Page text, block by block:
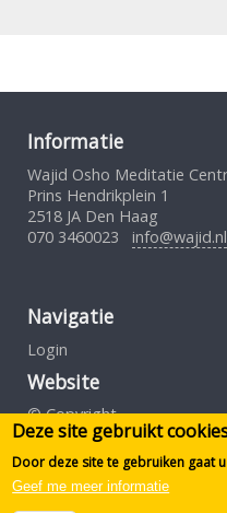
Informatie
Wajid Osho Meditatie
Prins Hendrikplein 1
2518 JA Den Haag
070 3460023 info@wajid.nl
Navigatie
Login
Website
© Copyright
Gebruiksovereenkomst
Privacybeleid
Deze site gebruikt
Door deze site te gebruiken gaat
Geef me meer informatie